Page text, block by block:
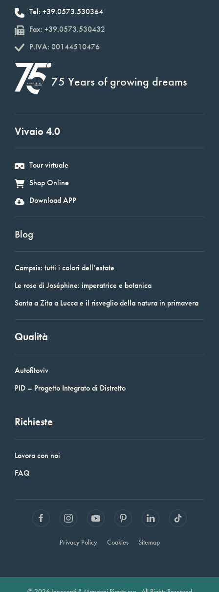
Tel: +39.0573.530364
Fax: +39.0573.530432
P.IVA: 00144510476
75 Years of growing dreams
Vivaio 4.0
Tour virtuale
Shop Online
Download APP
Blog
Campsis: tutti i colori dell’estate
Le rose di Joséphine: imperatrice e botanica
Santa a Zita a Lucca e il risveglio della natura in primavera
Qualità
Autofitoviv
PID – Progetto Integrato di Distretto
Richieste
Lavora con noi
FAQ
Privacy Policy Cookies Sitemap